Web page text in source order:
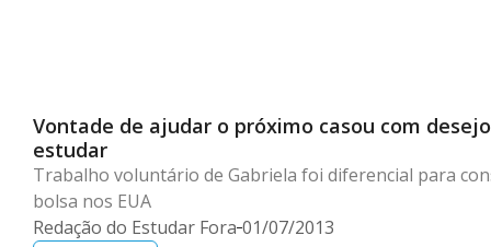
Vontade de ajudar o próximo casou com
estudar
Trabalho voluntário de Gabriela foi diferencial para
bolsa nos EUA
Redação do Estudar Fora 01/07/2013